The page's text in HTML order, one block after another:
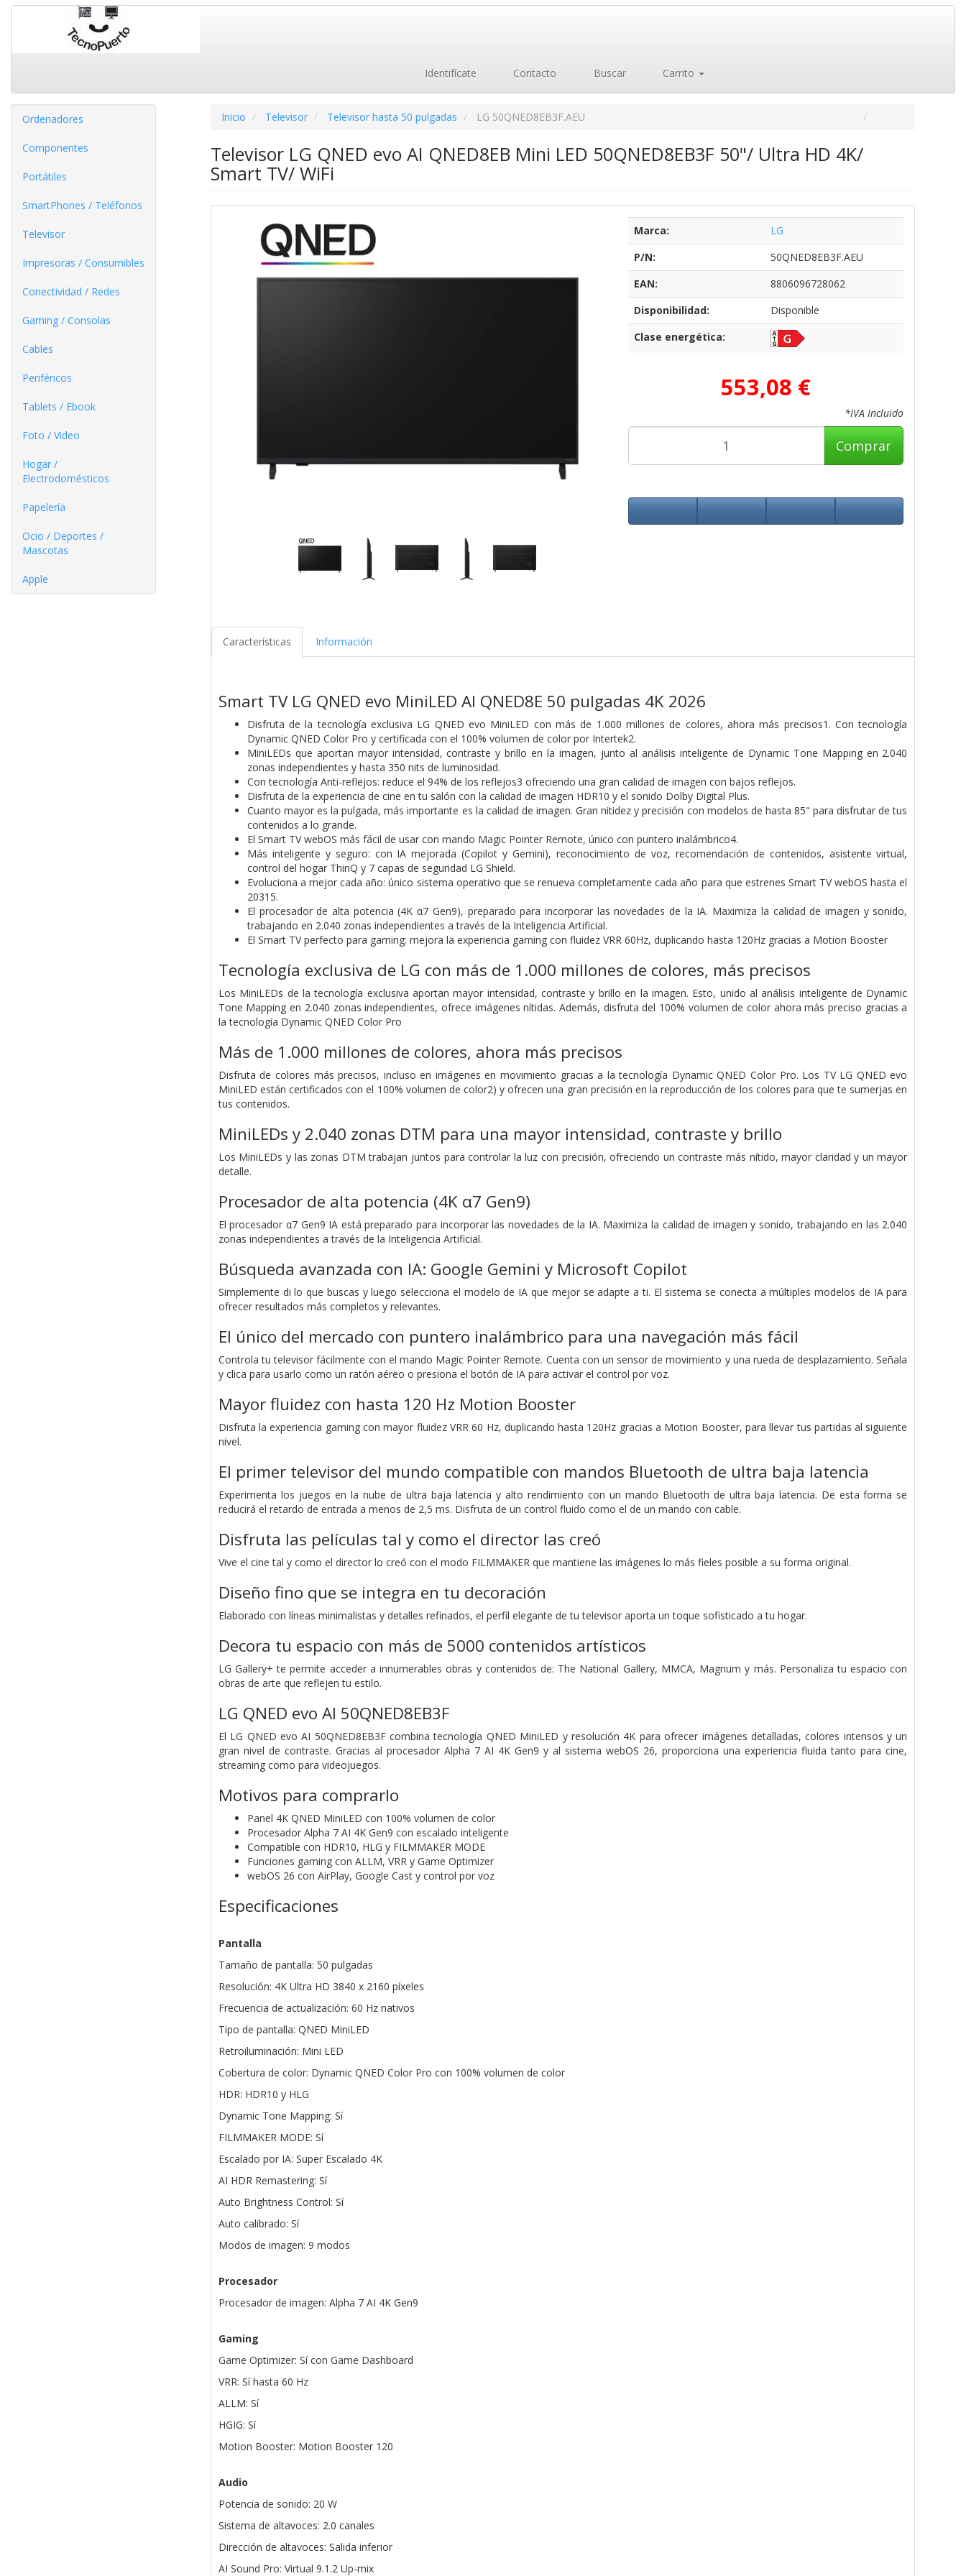
Identifícate Contacto Buscar Carrito
Ordenadores
Componentes
Portátiles
SmartPhones / Teléfonos
Televisor
Impresoras / Consumibles
Conectividad / Redes
Gaming / Consolas
Cables
Periféricos
Tablets / Ebook
Foto / Video
Hogar /
Electrodomésticos
Papelería
Ocio / Deportes /
Mascotas
Apple
Inicio Televisor Televisor hasta 50 pulgadas LG 50QNED8EB3F.AEU
Televisor LG QNED evo AI QNED8EB Mini LED 50QNED8EB3F 50"/ Ultra HD 4K/
Smart TV/ WiFi
Marca:
LG
P/N:
50QNED8EB3F.AEU
EAN:
8806096728062
Disponibilidad:
Disponible
Clase energética:
553,08 €
*IVA Incluido
Comprar
Características Información
Smart TV LG QNED evo MiniLED AI QNED8E 50 pulgadas 4K 2026
Disfruta de la tecnología exclusiva LG QNED evo MiniLED con más de 1.000 millones de colores, ahora más precisos1. Con tecnología
Dynamic QNED Color Pro y certificada con el 100% volumen de color por Intertek2.
MiniLEDs que aportan mayor intensidad, contraste y brillo en la imagen, junto al análisis inteligente de Dynamic Tone Mapping en 2.040
zonas independientes y hasta 350 nits de luminosidad.
Con tecnología Anti-reflejos: reduce el 94% de los reflejos3 ofreciendo una gran calidad de imagen con bajos reflejos.
Disfruta de la experiencia de cine en tu salón con la calidad de imagen HDR10 y el sonido Dolby Digital Plus.
Cuanto mayor es la pulgada, más importante es la calidad de imagen. Gran nitidez y precisión con modelos de hasta 85" para disfrutar de tus
contenidos a lo grande.
El Smart TV webOS más fácil de usar con mando Magic Pointer Remote, único con puntero inalámbrico4.
Más inteligente y seguro: con IA mejorada (Copilot y Gemini), reconocimiento de voz, recomendación de contenidos, asistente virtual,
control del hogar ThinQ y 7 capas de seguridad LG Shield.
Evoluciona a mejor cada año: único sistema operativo que se renueva completamente cada año para que estrenes Smart TV webOS hasta el
20315.
El procesador de alta potencia (4K α7 Gen9), preparado para incorporar las novedades de la IA. Maximiza la calidad de imagen y sonido,
trabajando en 2.040 zonas independientes a través de la Inteligencia Artificial.
El Smart TV perfecto para gaming: mejora la experiencia gaming con fluidez VRR 60Hz, duplicando hasta 120Hz gracias a Motion Booster
Tecnología exclusiva de LG con más de 1.000 millones de colores, más precisos
Los MiniLEDs de la tecnología exclusiva aportan mayor intensidad, contraste y brillo en la imagen. Esto, unido al análisis inteligente de Dynamic
Tone Mapping en 2.040 zonas independientes, ofrece imágenes nítidas. Además, disfruta del 100% volumen de color ahora más preciso gracias a
la tecnología Dynamic QNED Color Pro
Más de 1.000 millones de colores, ahora más precisos
Disfruta de colores más precisos, incluso en imágenes en movimiento gracias a la tecnología Dynamic QNED Color Pro. Los TV LG QNED evo
MiniLED están certificados con el 100% volumen de color2) y ofrecen una gran precisión en la reproducción de los colores para que te sumerjas en
tus contenidos.
MiniLEDs y 2.040 zonas DTM para una mayor intensidad, contraste y brillo
Los MiniLEDs y las zonas DTM trabajan juntos para controlar la luz con precisión, ofreciendo un contraste más nítido, mayor claridad y un mayor
detalle.
Procesador de alta potencia (4K α7 Gen9)
El procesador α7 Gen9 IA está preparado para incorporar las novedades de la IA. Maximiza la calidad de imagen y sonido, trabajando en las 2.040
zonas independientes a través de la Inteligencia Artificial.
Búsqueda avanzada con IA: Google Gemini y Microsoft Copilot
Simplemente di lo que buscas y luego selecciona el modelo de IA que mejor se adapte a ti. El sistema se conecta a múltiples modelos de IA para
ofrecer resultados más completos y relevantes.
El único del mercado con puntero inalámbrico para una navegación más fácil
Controla tu televisor fácilmente con el mando Magic Pointer Remote. Cuenta con un sensor de movimiento y una rueda de desplazamiento. Señala
y clica para usarlo como un ratón aéreo o presiona el botón de IA para activar el control por voz.
Mayor fluidez con hasta 120 Hz Motion Booster
Disfruta la experiencia gaming con mayor fluidez VRR 60 Hz, duplicando hasta 120Hz gracias a Motion Booster, para llevar tus partidas al siguiente
nivel.
El primer televisor del mundo compatible con mandos Bluetooth de ultra baja latencia
Experimenta los juegos en la nube de ultra baja latencia y alto rendimiento con un mando Bluetooth de ultra baja latencia. De esta forma se
reducirá el retardo de entrada a menos de 2,5 ms. Disfruta de un control fluido como el de un mando con cable.
Disfruta las películas tal y como el director las creó
Vive el cine tal y como el director lo creó con el modo FILMMAKER que mantiene las imágenes lo más fieles posible a su forma original.
Diseño fino que se integra en tu decoración
Elaborado con líneas minimalistas y detalles refinados, el perfil elegante de tu televisor aporta un toque sofisticado a tu hogar.
Decora tu espacio con más de 5000 contenidos artísticos
LG Gallery+ te permite acceder a innumerables obras y contenidos de: The National Gallery, MMCA, Magnum y más. Personaliza tu espacio con
obras de arte que reflejen tu estilo.
LG QNED evo AI 50QNED8EB3F
El LG QNED evo AI 50QNED8EB3F combina tecnología QNED MiniLED y resolución 4K para ofrecer imágenes detalladas, colores intensos y un
gran nivel de contraste. Gracias al procesador Alpha 7 AI 4K Gen9 y al sistema webOS 26, proporciona una experiencia fluida tanto para cine,
streaming como para videojuegos.
Motivos para comprarlo
Panel 4K QNED MiniLED con 100% volumen de color
Procesador Alpha 7 AI 4K Gen9 con escalado inteligente
Compatible con HDR10, HLG y FILMMAKER MODE
Funciones gaming con ALLM, VRR y Game Optimizer
webOS 26 con AirPlay, Google Cast y control por voz
Especificaciones
Pantalla
Tamaño de pantalla: 50 pulgadas
Resolución: 4K Ultra HD 3840 x 2160 píxeles
Frecuencia de actualización: 60 Hz nativos
Tipo de pantalla: QNED MiniLED
Retroiluminación: Mini LED
Cobertura de color: Dynamic QNED Color Pro con 100% volumen de color
HDR: HDR10 y HLG
Dynamic Tone Mapping: Sí
FILMMAKER MODE: Sí
Escalado por IA: Super Escalado 4K
AI HDR Remastering: Sí
Auto Brightness Control: Sí
Auto calibrado: Sí
Modos de imagen: 9 modos
Procesador
Procesador de imagen: Alpha 7 AI 4K Gen9
Gaming
Game Optimizer: Sí con Game Dashboard
VRR: Sí hasta 60 Hz
ALLM: Sí
HGIG: Sí
Motion Booster: Motion Booster 120
Audio
Potencia de sonido: 20 W
Sistema de altavoces: 2.0 canales
Dirección de altavoces: Salida inferior
AI Sound Pro: Virtual 9.1.2 Up-mix